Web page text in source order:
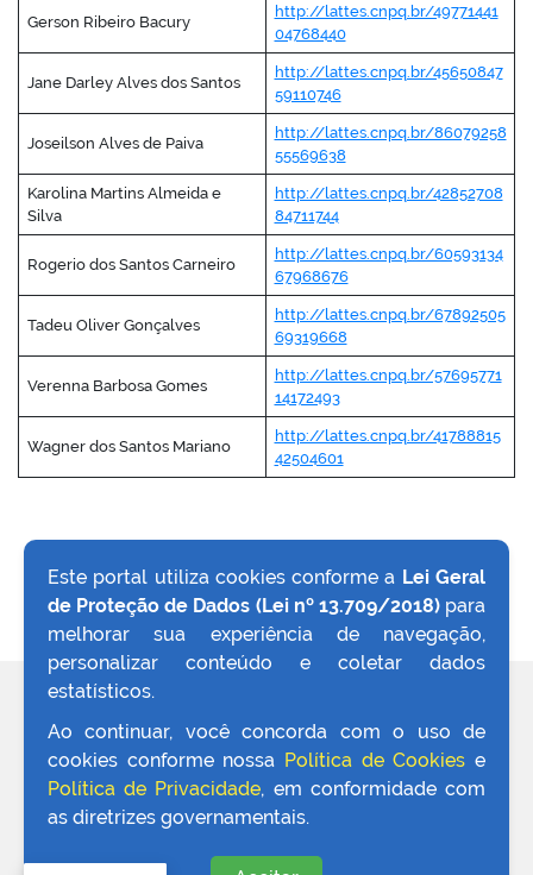
Gerson Ribeiro Bacury
http://lattes.cnpq.br/49771441
04768440
Jane Darley Alves dos Santos
http://lattes.cnpq.br/45650847
59110746
Joseilson Alves de Paiva
http://lattes.cnpq.br/86079258
55569638
Karolina Martins Almeida e
Silva
http://lattes.cnpq.br/42852708
84711744
Rogerio dos Santos Carneiro
http://lattes.cnpq.br/60593134
67968676
Tadeu Oliver Gonçalves
http://lattes.cnpq.br/67892505
69319668
Verenna Barbosa Gomes
http://lattes.cnpq.br/57695771
14172493
Wagner dos Santos Mariano
http://lattes.cnpq.br/41788815
42504601
VOLTAR AO TOPO
Este portal utiliza cookies conforme a Lei Geral
de Proteção de Dados (Lei nº 13.709/2018)para
melhorar sua experiência de navegação,
personalizar conteúdo e coletar dados
estatísticos.
Ao continuar, você concorda com o uso de
cookies conforme nossa Política de Cookies e
Política de Privacidade, em conformidade com
as diretrizes governamentais.